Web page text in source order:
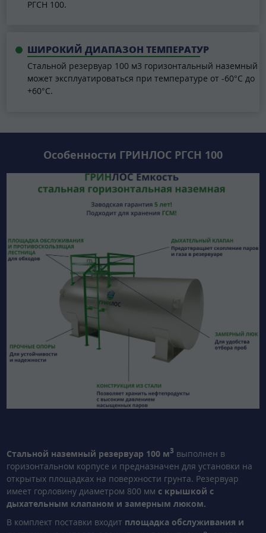
РГСН 100.
ШИРОКИЙ ДИАПАЗОН ТЕМПЕРАТУР
Стальной резервуар 100 м3 горизонтальный наземный
может эксплуатироваться при температуре от -60°C до
+60°C.
Особенности ГРИНЛОС РГСН 100
Стальной наземный резервуар 100 м3 выполнен в
горизонтальном корпусе и предназначен для установки на
открытых площадках на поверхности грунта. Резервуар
имеет горловину диаметром 800 мм с крышкой с
дыхательным клапаном и замерным люком.
В комплект поставки входит площадка обслуживания и